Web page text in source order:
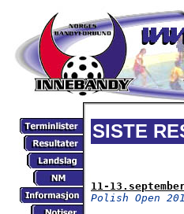
SISTE
11-
Polish Open